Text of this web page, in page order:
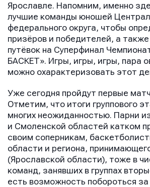
Ярославле. Напомним, именно
лучшие команды юношей
федерального округа, чтобы
призёров и победителей, а
путёвок на Суперфинал
БАСКЕТ». Игры, игры, игры, пара
можно охарактеризовать этот
Уже сегодня пройдут первые
Отметим, что итоги группового
многих неожиданностью. Парни
и Смоленской областей катком
своим соперникам,
области и региона,
(Ярославской области), тоже в
команд, занявших в группах
есть возможность побороться за